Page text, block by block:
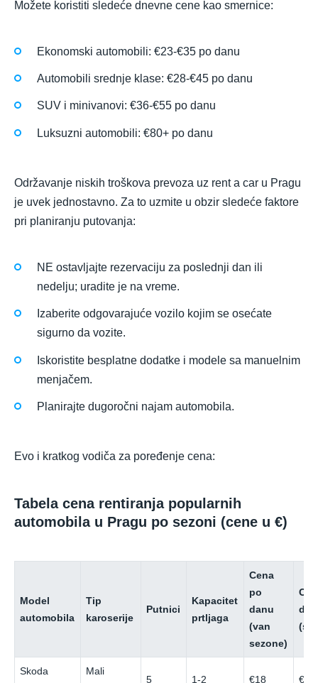
Možete koristiti sledeće dnevne cene kao smernice:
Ekonomski automobili: €23-€35 po danu
Automobili srednje klase: €28-€45 po danu
SUV i minivanovi: €36-€55 po danu
Luksuzni automobili: €80+ po danu
Održavanje niskih troškova prevoza uz rent a car u Pragu
je uvek jednostavno. Za to uzmite u obzir sledeće faktore
pri planiranju putovanja:
NE ostavljajte rezervaciju za poslednji dan ili
nedelju; uradite je na vreme.
Izaberite odgovarajuće vozilo kojim se osećate
sigurno da vozite.
Iskoristite besplatne dodatke i modele sa manuelnim
menjačem.
Planirajte dugoročni najam automobila.
Evo i kratkog vodiča za poređenje cena:
Tabela cena rentiranja popularnih
automobila u Pragu po sezoni (cene u €)
Model
automobila
Tip
karoserije
Putnici
Kapacitet
prtljaga
Cena
po
danu
(van
sezone)
Skoda
Mali
5 1-2 €18 €34